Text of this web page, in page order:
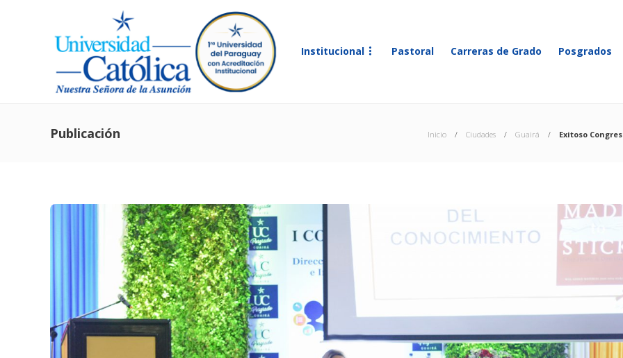
Institucional Pastoral Carreras de Grado Posgrados
Publicación Inicio Ciudades Guairá Exitoso